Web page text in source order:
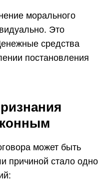
морального
Это
средства
постановления
может быть
причиной стало одно